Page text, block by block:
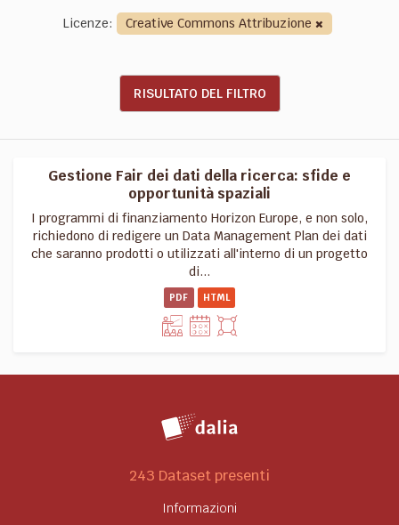
Licenze:
Creative Commons Attribuzione
RISULTATO DEL FILTRO
Gestione Fair dei dati della ricerca: sfide e
opportunità spaziali
I programmi di finanziamento Horizon Europe, e non solo,
richiedono di redigere un Data Management Plan dei dati
che saranno prodotti o utilizzati all'interno di un progetto
di...
PDF HTML
243 Dataset presenti
Informazioni